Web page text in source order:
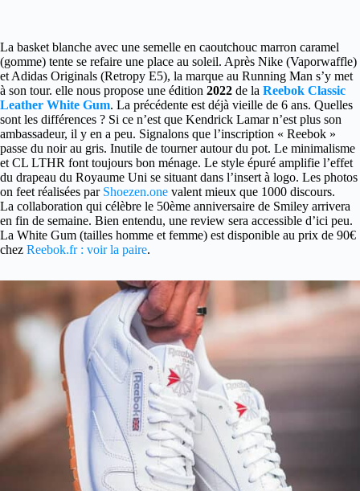
La basket blanche avec une semelle en caoutchouc marron caramel
(gomme) tente se refaire une place au soleil. Après Nike (Vaporwaffle)
et Adidas Originals (Retropy E5), la marque au Running Man s’y met
à son tour. elle nous propose une édition 2022 de la Reebok Classic
Leather White Gum. La précédente est déjà vieille de 6 ans. Quelles
sont les différences ? Si ce n’est que Kendrick Lamar n’est plus son
ambassadeur, il y en a peu. Signalons que l’inscription « Reebok »
passe du noir au gris. Inutile de tourner autour du pot. Le minimalisme
et CL LTHR font toujours bon ménage. Le style épuré amplifie l’effet
du drapeau du Royaume Uni se situant dans l’insert à logo. Les photos
on feet réalisées par Shoezen.one valent mieux que 1000 discours.
La collaboration qui célèbre le 50ème anniversaire de Smiley arrivera
en fin de semaine. Bien entendu, une review sera accessible d’ici peu.
La White Gum (tailles homme et femme) est disponible au prix de 90€
chez Reebok.fr : voir la paire.